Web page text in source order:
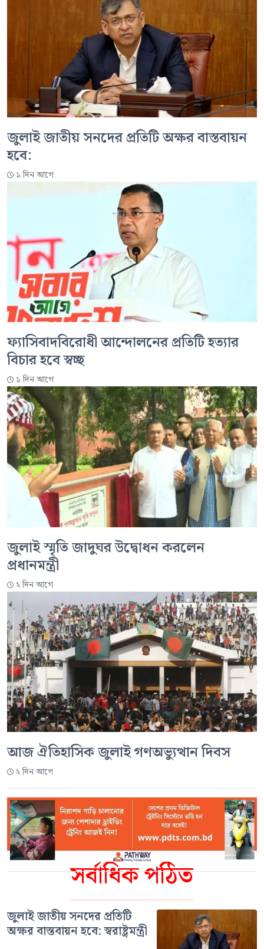
সর্বাধিক পঠিত
জুলাই জাতীয় সনদের প্রতিটি
অক্ষর বাস্তবায়ন হবে: স্বরাষ্ট্রমন্ত্রী
জুলাই জাতীয় সনদের প্রতিটি অক্ষর বাস্তবায়ন
হবে:
১ দিন আগে
ফ্যাসিবাদবিরোধী আন্দোলনের প্রতিটি হত্যার
বিচার হবে স্বচ্ছ
১ দিন আগে
জুলাই স্মৃতি জাদুঘর উদ্বোধন করলেন
প্রধানমন্ত্রী
২ দিন আগে
আজ ঐতিহাসিক জুলাই গণঅভ্যুত্থান দিবস
২ দিন আগে